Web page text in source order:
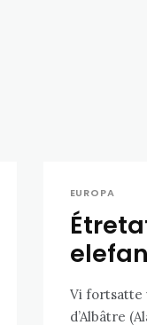
EUROPA
Vi fortsatte
d’Albâtre